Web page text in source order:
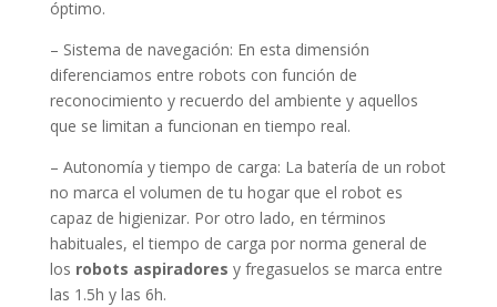
óptimo.
– Sistema de navegación: En esta dimensión
diferenciamos entre robots con función de
reconocimiento y recuerdo del ambiente y aquellos
que se limitan a funcionan en tiempo real.
– Autonomía y tiempo de carga: La batería de un robot
no marca el volumen de tu hogar que el robot es
capaz de higienizar. Por otro lado, en términos
habituales, el tiempo de carga por norma general de
los robots aspiradores y fregasuelos se marca entre
las 1.5h y las 6h.